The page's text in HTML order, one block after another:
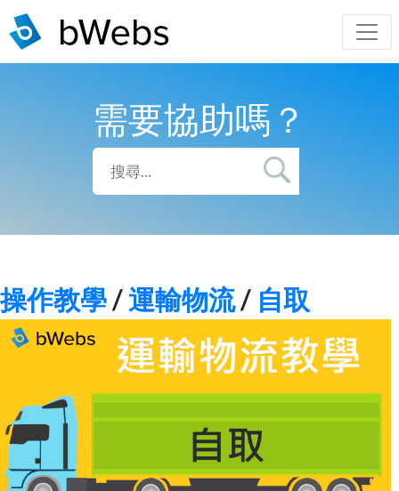
需要協助嗎？
操作教學/運輸物流/ 自取